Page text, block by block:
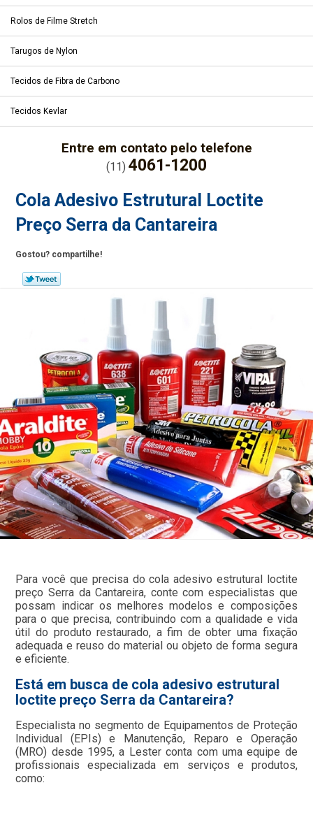
Rolos de Filme Stretch
Tarugos de Nylon
Tecidos de Fibra de Carbono
Tecidos Kevlar
Entre em contato pelo telefone
(11) 4061-1200
Cola Adesivo Estrutural Loctite
Preço Serra da Cantareira
Gostou? compartilhe!
Para você que precisa do cola adesivo estrutural loctite
preço Serra da Cantareira, conte com especialistas que
possam indicar os melhores modelos e composições
para o que precisa, contribuindo com a qualidade e vida
útil do produto restaurado, a fim de obter uma fixação
adequada e reuso do material ou objeto de forma segura
e eficiente.
Está em busca de cola adesivo estrutural
loctite preço Serra da Cantareira?
Especialista no segmento de Equipamentos de Proteção
Individual (EPIs) e Manutenção, Reparo e Operação
(MRO) desde 1995, a Lester conta com uma equipe de
profissionais especializada em serviços e produtos,
como: